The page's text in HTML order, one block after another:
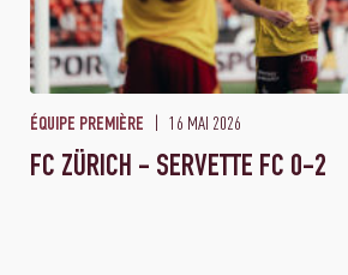
ÉQUIPE PREMIÈRE 16 MAI 2026
FC ZÜRICH - SERVETTE FC 0-2